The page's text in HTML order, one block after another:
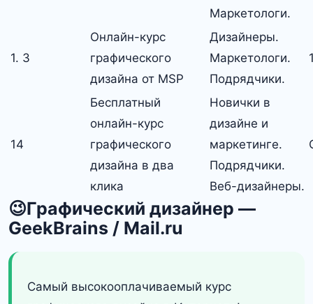
Маркетологи.
1. 3
Онлайн-курс
графического
дизайна от MSP
Дизайнеры.
Маркетологи.
Подрядчики.
14
Бесплатный
онлайн-курс
графического
дизайна в два
клика
Новички в
дизайне и
маркетинге.
Подрядчики.
Веб-дизайнеры.
😉Графический дизайнер —
GeekBrains / Mail.ru
Самый высокооплачиваемый курс